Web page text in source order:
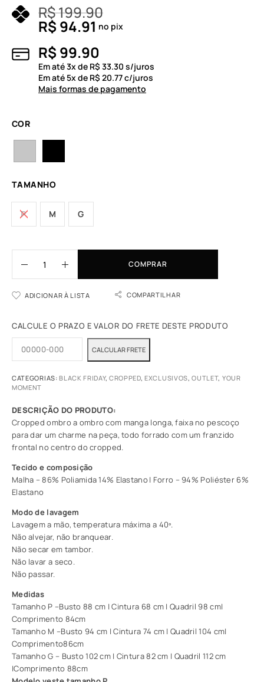
R$199.90
R$ 94.91 no pix
R$ 99.90
Em até3x de R$ 33.30 s/juros
Em até 5x de R$ 20.77c/juros
Mais formas de pagamento
COR
TAMANHO
P M G
COMPRAR
ADICIONAR À LISTA COMPARTILHAR
CALCULE O PRAZO E VALOR DO FRETE DESTE PRODUTO
CATEGORIAS:BLACK FRIDAY, CROPPED,EXCLUSIVOS,OUTLET, YOUR
MOMENT
Cropped ombro a ombro com manga longa, faixa no pescoço
para dar um charme na peça, todo forrado com um franzido
frontal no centro do cropped.
Tecido e composição
Malha – 86% Poliamida 14% Elastano | Forro – 94% Poliéster 6%
Elastano
Modo de lavagem
Lavagem a mão, temperatura máxima a 40º.
Não alvejar, não branquear.
Não secar em tambor.
Não lavar a seco.
Não passar.
Medidas
Tamanho P –Busto 88 cm | Cintura 68 cm | Quadril 98 cm|
Comprimento 84cm
Tamanho M –Busto 94 cm | Cintura 74 cm | Quadril 104 cm|
Comprimento86cm
Tamanho G – Busto 102 cm | Cintura 82 cm | Quadril 112 cm
|Comprimento 88cm